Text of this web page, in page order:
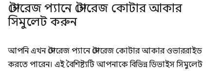
স্টোরেজ প্যানে স্টোরেজ কোটার আকার
সিমুলেট করুন
আপনি এখন স্টোরেজ প্যানে স্টোরেজ কোটার আকার ওভাররাইড
করতে পারেন। এই বৈশিষ্ট্যটি আপনাকে বিভিন্ন ডিভাইস সিমুলেট